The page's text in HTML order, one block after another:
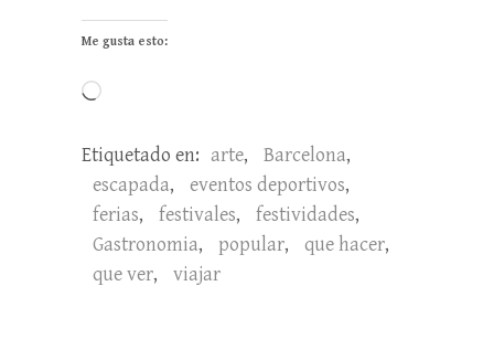
Me gusta esto:
Cargando...
Etiquetado en: arte, Barcelona,
escapada, eventos deportivos,
ferias, festivales, festividades,
Gastronomia, popular, que hacer,
que ver, viajar